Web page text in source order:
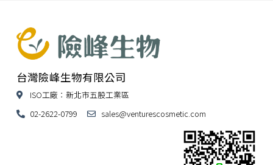
台灣險峰生物有限公司
ISO工廠：新北市五股工業區
02-2622-0799
sales@venturescosmetic.com